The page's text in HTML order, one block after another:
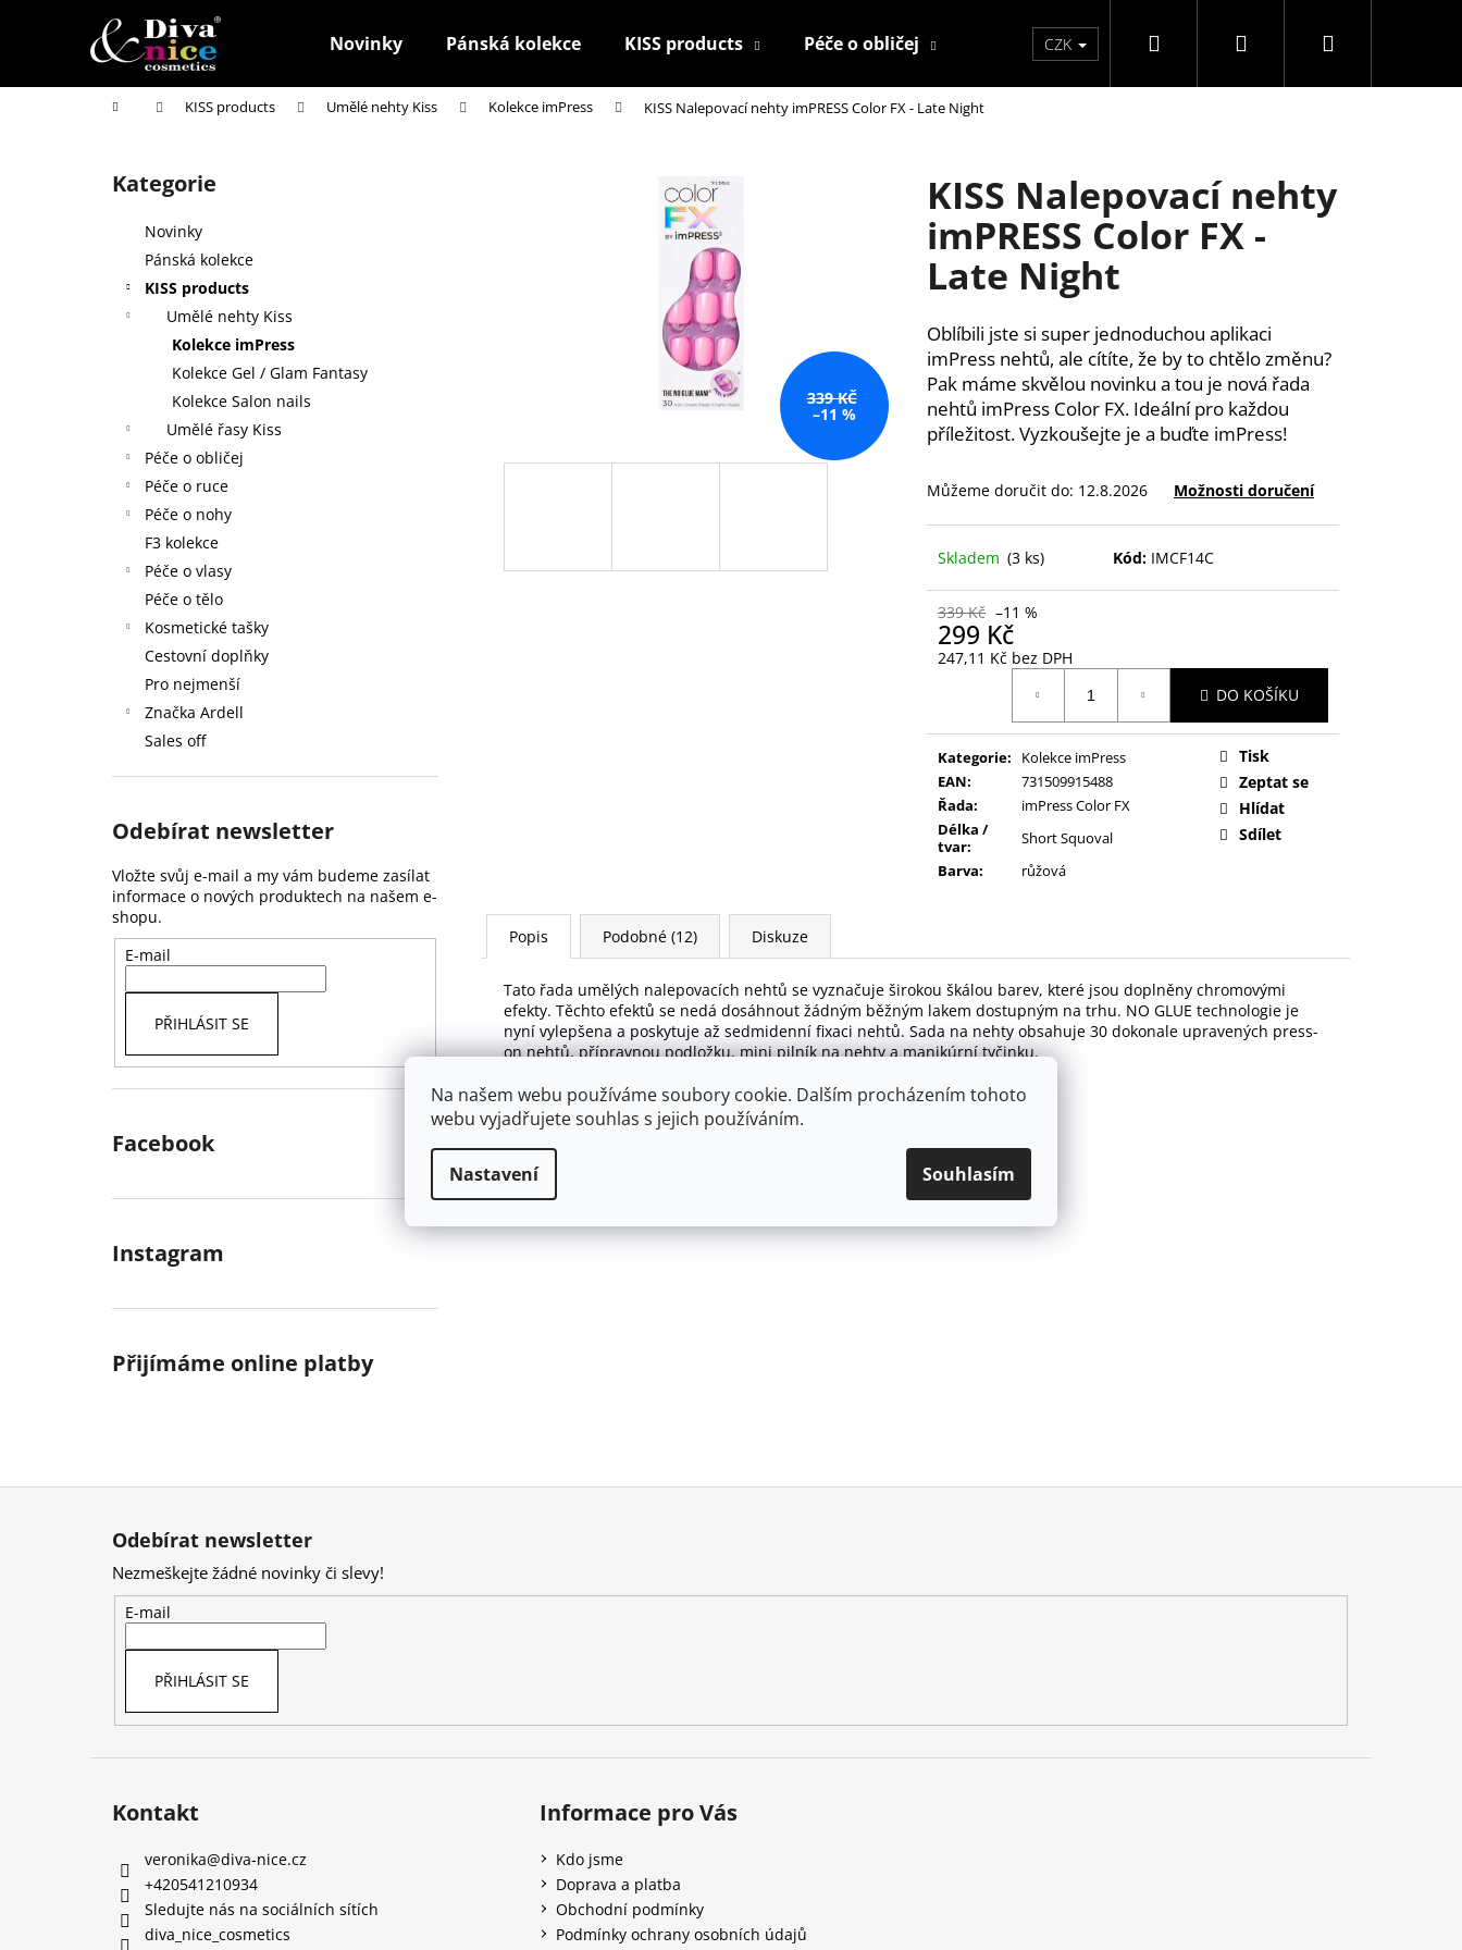
Na našem webu používáme soubory cookie. Dalším procházením tohoto
webu vyjadřujete souhlas s jejich používáním.
Nastavení Souhlasím
Novinky Pánská kolekce KISS products Péče o obličej Péče o ruce Péče o nohy F3 kolekce
CZK Hledat PřihlášeníNákupní
Domů KISS products Umělé nehty Kiss Kolekce imPress KISS Nalepovací nehty imPRESS Color FX - Late Night
Přeskočit
kategorie
Kategorie
Novinky
Pánská kolekce
KISS products
Umělé nehty Kiss
Kolekce imPress
Kolekce Gel / Glam Fantasy
Kolekce Salon nails
Umělé řasy Kiss
Péče o obličej
Péče o ruce
Péče o nohy
F3 kolekce
Péče o vlasy
Péče o tělo
Kosmetické tašky
Cestovní doplňky
Pro nejmenší
Značka Ardell
Sales off
Odebírat newsletter
Vložte svůj e-mail a my vám budeme zasílat
informace o nových produktech na našem e-
shopu.
E-mail
PŘIHLÁSIT SE
Facebook
Instagram
Přijímáme online platby
KISS Nalepovací nehty
imPRESS Color FX -
Late Night
Oblíbili jste si super jednoduchou aplikaci
imPress nehtů, ale cítíte, že by to chtělo změnu?
Pak máme skvělou novinku a tou je nová řada
nehtů imPress Color FX. Ideální pro každou
příležitost. Vyzkoušejte je a buďte imPress!
Můžeme doručit do: 12.8.2026 Možnosti doručení
Skladem (3 ks) Kód: IMCF14C
339 Kč –11 %
299 Kč
247,11 Kč bez DPH
DO KOŠÍKU
Kategorie:
Kolekce imPress
EAN:
731509915488
Řada:
imPress Color FX
Délka /
tvar:
Short Squoval
Barva: růžová
Tisk
Zeptat se
Hlídat
Sdílet
339 KČ
–11 %
Popis Podobné (12) Diskuze
Tato řada umělých nalepovacích nehtů se vyznačuje širokou škálou barev, které jsou doplněny chromovými
efekty. Těchto efektů se nedá dosáhnout žádným běžným lakem dostupným na trhu. NO GLUE technologie je
nyní vylepšena a poskytuje až sedmidenní fixaci nehtů. Sada na nehty obsahuje 30 dokonale upravených press-
on nehtů, přípravnou podložku, mini pilník na nehty a manikúrní tyčinku.
í
Zpět
do
Zpět
do
Co potřebujete najít?
Doporučujeme
HOUBIČKA NA MAKE-UP, KULATÁ
KONTUROVACÍ TUŽKA NA OČI
Odebírat newsletter
Nezmeškejte žádné novinky či slevy!
E-mail
PŘIHLÁSIT SE
Kontakt
veronika@diva-nice.cz
+420541210934
Sledujte nás na sociálních sítích
diva_nice_cosmetics
Informace pro Vás
Kdo jsme
Doprava a platba
Obchodní podmínky
Podmínky ochrany osobních údajů